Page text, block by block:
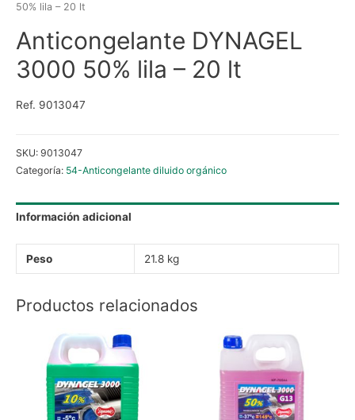
50% lila – 20 lt
Anticongelante DYNAGEL
3000 50% lila – 20 lt
Ref. 9013047
SKU: 9013047
Categoría: 54-Anticongelante diluido orgánico
Información adicional
Peso 21.8 kg
Productos relacionados